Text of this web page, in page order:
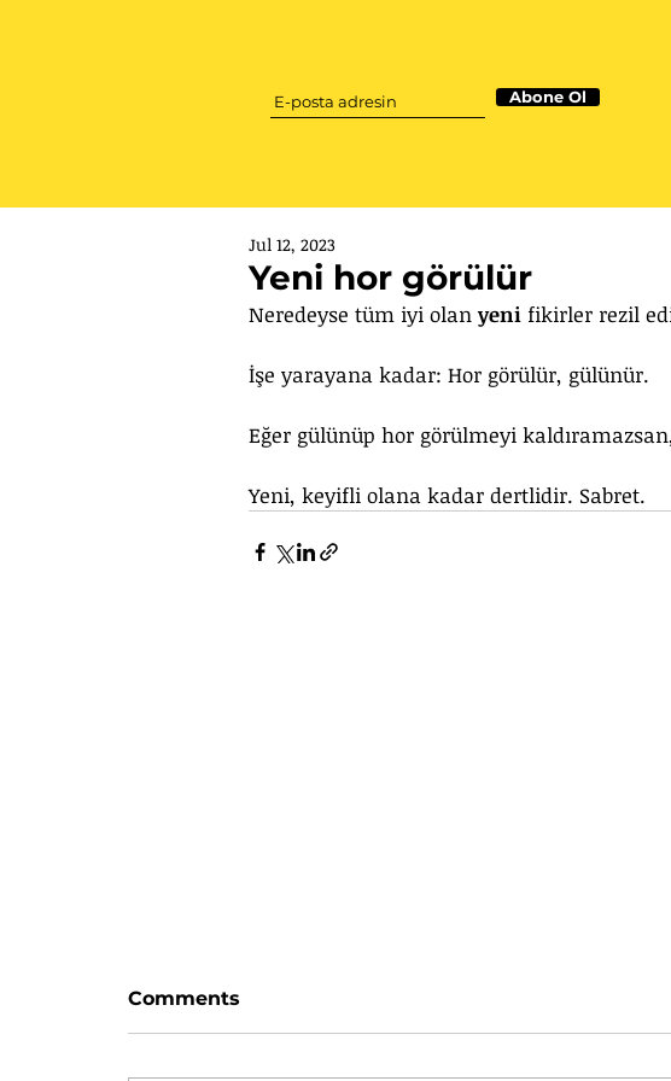
Abone Ol
Yeni hor görülür
Jul 12, 2023
Neredeyse tüm iyi olan yeni fikirler rezil
İşe yarayana kadar: Hor görülür, gülünür.
Eğer gülünüp hor görülmeyi
Yeni, keyifli olana kadar dertlidir. Sabret.
Zaman var
Hayattaki her blok, haliyle bir
Güvenlik
Comments